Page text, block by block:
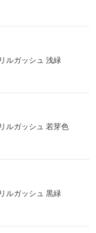
ルガッシュ 浅緑
ルガッシュ 若芽色
ルガッシュ 黒緑